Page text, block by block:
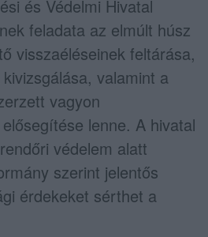
és Védelmi Hivatal
feladata az elmúlt húsz
visszaéléseinek feltárása,
valamint a
vagyon
lenne. A hivatal
védelem alatt
szerint jelentős
érdekeket sérthet a